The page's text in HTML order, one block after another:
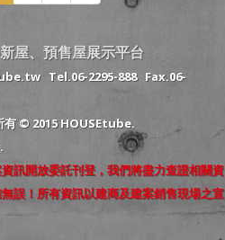
屋、預售屋展示平台
Tel.06-2295-888 Fax.06-
有 © 2015 HOUSEtube.
訊開放委託刊登，我們將盡力查證相關資
誤！所有資訊以建商及建案銷售現場之宣